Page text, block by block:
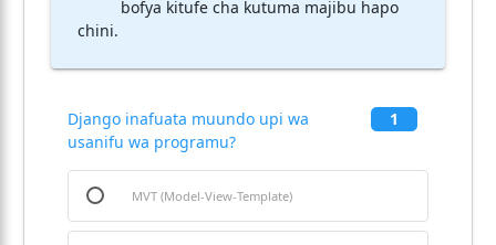
bofya kitufe cha kutuma majibu hapo
chini.
1
Django inafuata muundo upi wa
usanifu wa programu?
MVT (Model-View-Template)